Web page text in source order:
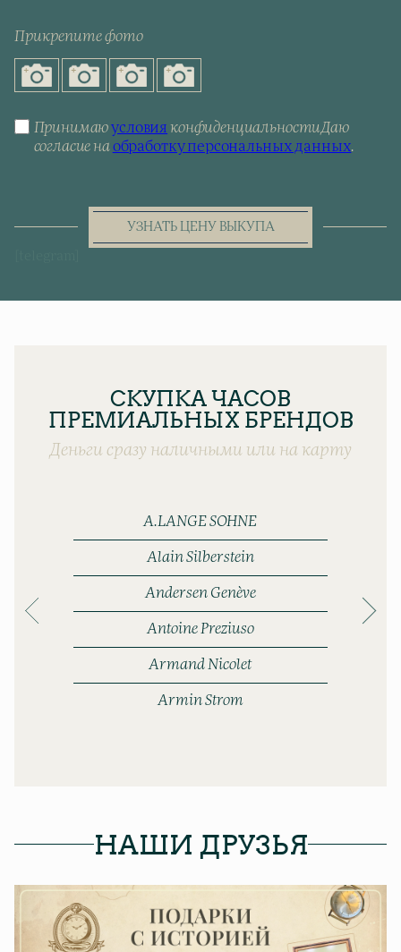
Прикрепите фото
Принимаюусловия конфиденциальностиДаю
согласие наобработку персональных данных.
УЗНАТЬ ЦЕНУ ВЫКУПА
СКУПКА ЧАСОВ
ПРЕМИАЛЬНЫХ БРЕНДОВ
Деньги сразу наличными или на карту
A.LANGE SOHNE
Alain Silberstein
Andersen Genève
Antoine Preziuso
Armand Nicolet
Armin Strom
НАШИ ДРУЗЬЯ